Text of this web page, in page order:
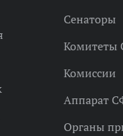
Сенаторы
Комитеты
Комиссии
Аппарат
Органы